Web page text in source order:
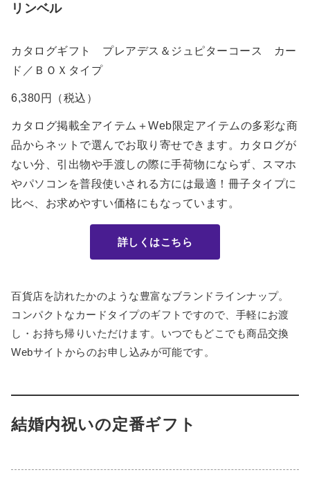
リンベル
カタログギフト プレアデス＆ジュピターコース カー
ド／ＢＯＸタイプ
6,380円（税込）
カタログ掲載全アイテム＋Web限定アイテムの多彩な商
品からネットで選んでお取り寄せできます。カタログが
ない分、引出物や手渡しの際に手荷物にならず、スマホ
やパソコンを普段使いされる方には最適！冊子タイプに
比べ、お求めやすい価格にもなっています。
詳しくはこちら
百貨店を訪れたかのような豊富なブランドラインナップ。
コンパクトなカードタイプのギフトですので、手軽にお渡
し・お持ち帰りいただけます。いつでもどこでも商品交換
Webサイトからのお申し込みが可能です。
結婚内祝いの定番ギフト